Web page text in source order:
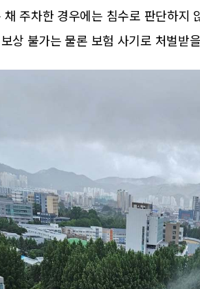
채 주차한 경우에는 침수로 판단하지
상 불가는 물론 보험 사기로 처벌받